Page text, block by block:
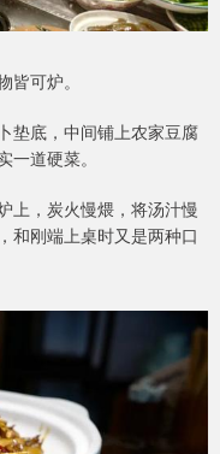
可炉。
垫底，中间铺上农家豆腐
道硬菜。
上，炭火慢煨，将汤汁慢
和刚端上桌时又是两种口